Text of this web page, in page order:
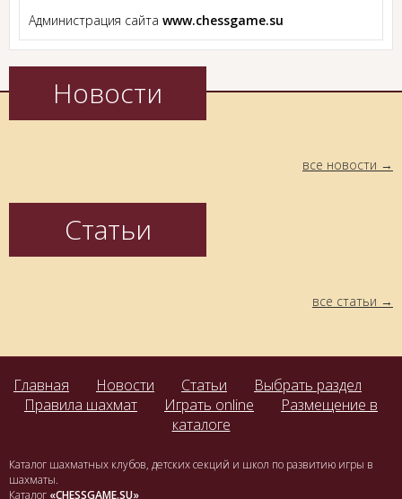
Администрация сайта www.chessgame.su
Новости
все новости
Статьи
все статьи
Главная Новости Статьи
Выбрать раздел
Правила шахмат
Играть online
Размещение в
каталоге
Каталог шахматных клубов, детских секций и школ по развитию игры в
шахматы.
Каталог «CHESSGAME.SU»